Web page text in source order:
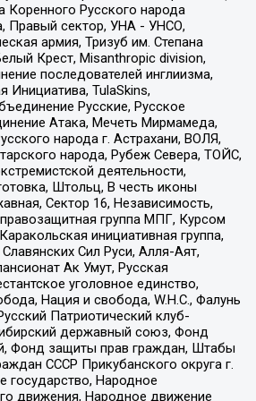
Коренного Русского народа
Правый сектор, УНА - УНСО,
армия, Тризуб им. Степана
Крест, Misanthropic division,
последователей инглиизма,
Инициатива, TulaSkins,
Русские, Русское
Атака, Мечеть Мирмамеда,
народа г. Астрахани, ВОЛЯ,
народа, Рубеж Севера, ТОЙС,
деятельности,
Штольц, В честь иконы
Сектор 16, Независимость,
группа МПГ, Курсом
инициативная группа,
Сил Руси, Алля-Аят,
Ак Умут, Русская
уголовное единство,
Нация и свобода, W.H.С., Фалунь
Патриотический клуб-
державный союз, Фонд
Фонд защиты прав граждан, Штабы
СССР Прикубанского округа г.
государство, Народное
движения, Народное движение